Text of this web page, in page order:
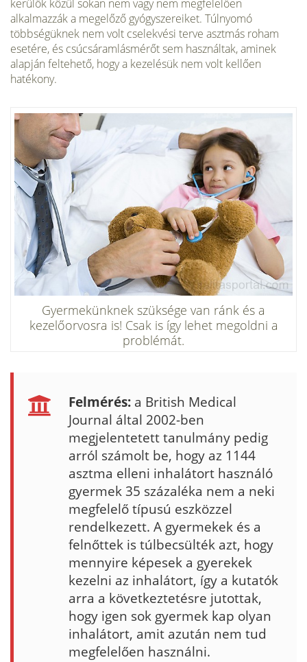
kerülők közül sokan nem vagy nem megfelelően
alkalmazzák a megelőző gyógyszereiket. Túlnyomó
többségüknek nem volt cselek­vési terve asztmás roham
esetére, és csúcsáramlásmérőt sem használtak, aminek
alapján feltehető, hogy a kezelésük nem volt kellően
hatékony.
Gyermekünknek szüksége van ránk és a
kezelőorvosra is! Csak is így lehet megoldni a
problémát.
Felmérés: a British Medical
Journal által 2002-ben
megjelentetett tanulmány pedig
arról számolt be, hogy az 1144
asztma elleni inhalátort használó
gyermek 35 százaléka nem a neki
megfelelő típusú eszközzel
rendelkezett. A gyermekek és a
felnőttek is túlbecsülték azt, hogy
mennyire képesek a gyerekek
kezelni az inhalátort, így a kutatók
arra a következte­tésre jutottak,
hogy igen sok gyermek kap olyan
inhalátort, amit azután nem tud
megfelelően használni.